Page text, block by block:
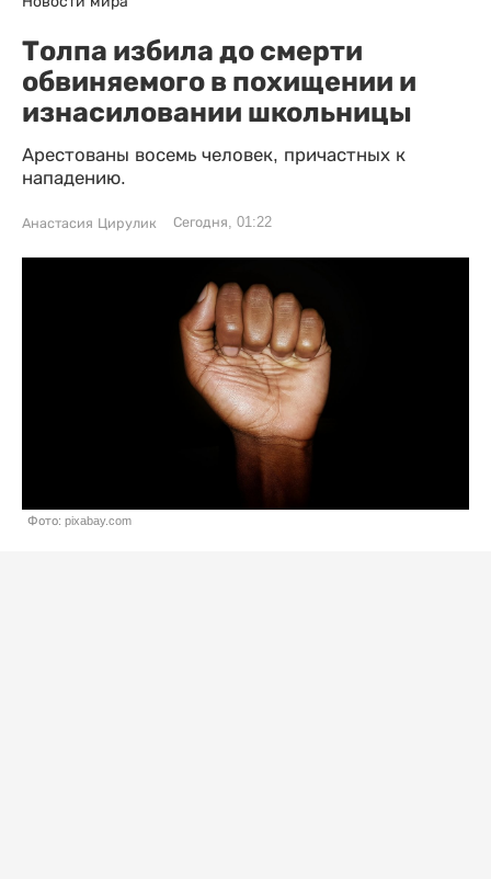
Толпа избила до смерти
обвиняемого в похищении и
изнасиловании школьницы
Арестованы восемь человек, причастных к
нападению.
Анастасия Цирулик Сегодня, 01:22
Фото: pixabay.com